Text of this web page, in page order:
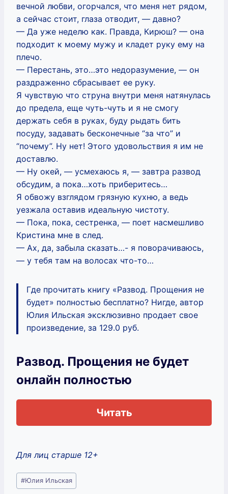
вечной любви, огорчался, что меня нет рядом,
а сейчас стоит, глаза отводит, — давно?
— Да уже неделю как. Правда, Кирюш? — она
подходит к моему мужу и кладет руку ему на
плечо.
— Перестань, это…это недоразумение, — он
раздраженно сбрасывает ее руку.
Я чувствую что струна внутри меня натянулась
до предела, еще чуть-чуть и я не смогу
держать себя в руках, буду рыдать бить
посуду, задавать бесконечные “за что” и
“почему”. Ну нет! Этого удовольствия я им не
доставлю.
— Ну окей, — усмехаюсь я, — завтра развод
обсудим, а пока…хоть приберитесь…
Я обвожу взглядом грязную кухню, а ведь
уезжала оставив идеальную чистоту.
— Пока, пока, сестренка, — поет насмешливо
Кристина мне в след.
— Ах, да, забыла сказать…- я поворачиваюсь,
— у тебя там на волосах что-то…
Где прочитать книгу «Развод. Прощения не
будет» полностью бесплатно? Нигде, автор
Юлия Ильская эксклюзивно продает свое
произведение, за 129.0 руб.
Развод. Прощения не будет
онлайн полностью
Читать
Для лиц старше 12+
Метки
записи:
#Юлия Ильская